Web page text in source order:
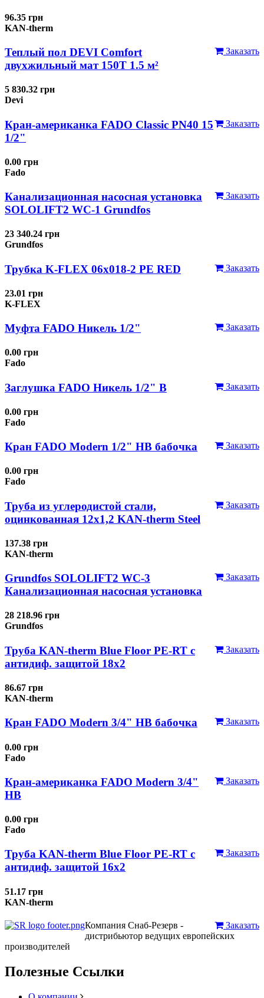
96.35 грн
KAN-therm
Заказать
Теплый пол DEVI Comfort
двухжильный мат 150T 1.5 м²
5 830.32 грн
Devi
Заказать
Кран-американка FADO Classic PN40 15
1/2"
0.00 грн
Fado
Заказать
Канализационная насосная установка
SOLOLIFT2 WC-1 Grundfos
23 340.24 грн
Grundfos
Заказать
Трубка K-FLEX 06x018-2 РЕ RED
23.01 грн
K-FLEX
Заказать
Муфта FADO Никель 1/2"
0.00 грн
Fado
Заказать
Заглушка FADO Никель 1/2" В
0.00 грн
Fado
Заказать
Кран FADO Modern 1/2" НВ бабочка
0.00 грн
Fado
Заказать
Труба из углеродистой стали,
оцинкованная 12x1,2 KAN-therm Steel
137.38 грн
KAN-therm
Заказать
Grundfos SOLOLIFT2 WC-3
Канализационная насосная установка
28 218.96 грн
Grundfos
Заказать
Труба KAN-therm Blue Floor PE-RT с
антидиф. защитой 18х2
86.67 грн
KAN-therm
Заказать
Кран FADO Modern 3/4" НВ бабочка
0.00 грн
Fado
Заказать
Кран-американка FADO Modern 3/4"
НВ
0.00 грн
Fado
Заказать
Труба KAN-therm Blue Floor PE-RT с
антидиф. защитой 16х2
51.17 грн
KAN-therm
Заказать
Компания Снаб-Резерв -
дистрибьютор ведущих европейских
производителей
Полезные Ссылки